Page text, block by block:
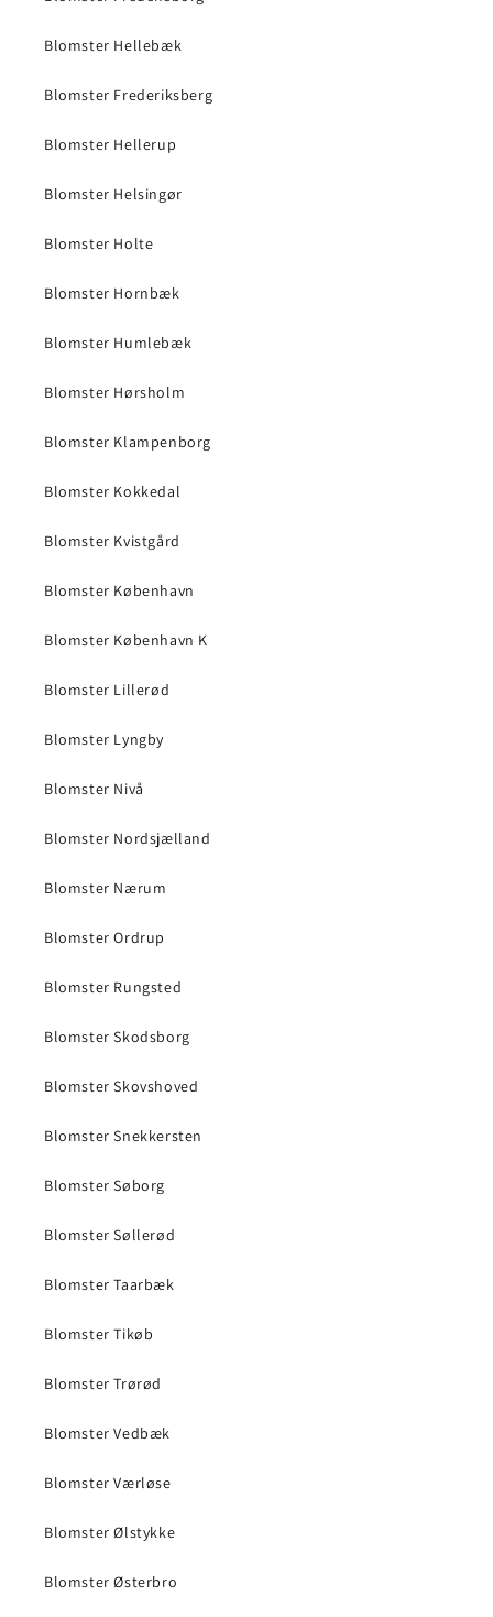
Blomster Hellebæk
Blomster Frederiksberg
Blomster Hellerup
Blomster Helsingør
Blomster Holte
Blomster Hornbæk
Blomster Humlebæk
Blomster Hørsholm
Blomster Klampenborg
Blomster Kokkedal
Blomster Kvistgård
Blomster København
Blomster København K
Blomster Lillerød
Blomster Lyngby
Blomster Nivå
Blomster Nordsjælland
Blomster Nærum
Blomster Ordrup
Blomster Rungsted
Blomster Skodsborg
Blomster Skovshoved
Blomster Snekkersten
Blomster Søborg
Blomster Søllerød
Blomster Taarbæk
Blomster Tikøb
Blomster Trørød
Blomster Vedbæk
Blomster Værløse
Blomster Ølstykke
Blomster Østerbro